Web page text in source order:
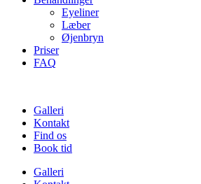
Eyeliner
Læber
Øjenbryn
Priser
FAQ
Galleri
Kontakt
Find os
Book tid
Galleri